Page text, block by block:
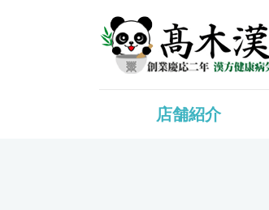
店舗紹介